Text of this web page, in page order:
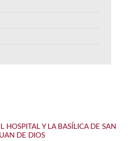
HOSPITAL Y LA BASÍLICA DE SAN
DE DIOS